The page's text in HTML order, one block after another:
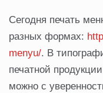
Сегодня печать
разных формах:
menyu/. В
печатной
можно с